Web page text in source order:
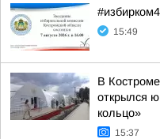
15:49
В
открылся
кольцо»
15:37